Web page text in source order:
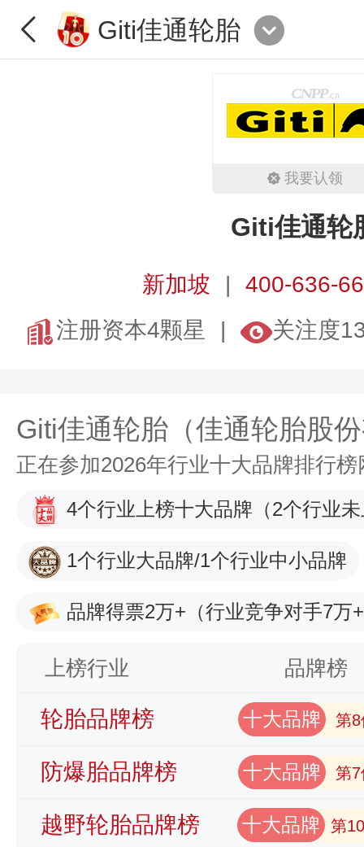
Giti佳通轮胎
我要认领
Giti佳通轮
新加坡
400-636-
注册资本4颗星
关注度
Giti佳通轮胎（佳通轮胎股
正在参加2026年行业十大品牌排行
4个行业上榜十大品牌 （2个行业
1个行业大品牌/1个行业中小品牌
品牌得票2万+ （行业竞争对手7万
上榜行业 品牌榜
轮胎品牌榜 十大品牌 第8
防爆胎品牌榜 十大品牌 第7
越野轮胎品牌榜 十大品牌 第